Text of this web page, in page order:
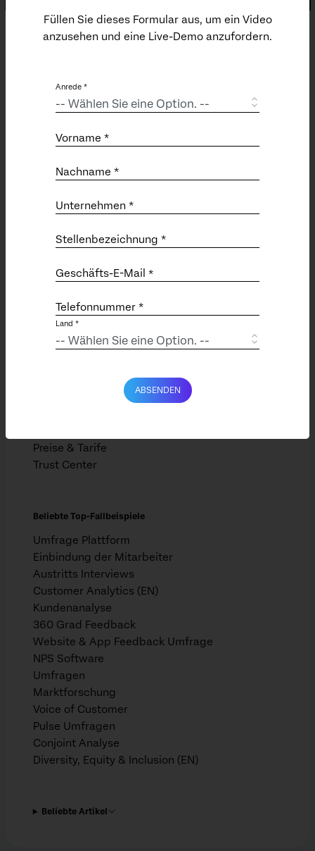
Füllen Sie dieses Formular aus, um ein Video
anzusehen und eine Live-Demo anzufordern.
Anrede *
Vorname *
Nachname *
Unternehmen *
Stellenbezeichnung *
Geschäfts-E-Mail *
Telefonnummer *
Land *
ABSENDEN
Support-Ticket abschicken
Customer Success Hub
Qualtrics Community (EN)
Status (EN)
Karriere (EN)
Newsroom (EN)
Preise & Tarife
Trust Center
Beliebte Top-Fallbeispiele
Umfrage Plattform
Einbindung der Mitarbeiter
Austritts Interviews
Customer Analytics (EN)
Kundenanalyse
360 Grad Feedback
Website & App Feedback Umfrage
NPS Software
Umfragen
Marktforschung
Voice of Customer
Pulse Umfragen
Conjoint Analyse
Diversity, Equity & Inclusion (EN)
Beliebte Artikel